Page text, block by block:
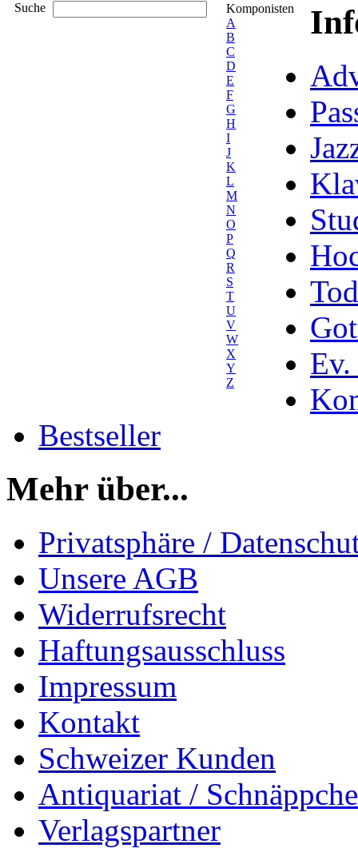
Suche
Komponisten
A
B
C
D
E
F
G
H
I
J
K
L
M
N
O
P
Q
R
S
T
U
V
W
X
Y
Z
Ev.
Bestseller
Mehr über...
Privatsphäre /
Unsere AGB
Widerrufsrecht
Haftungsausschluss
Impressum
Kontakt
Schweizer Kunden
Antiquariat /
Verlagspartner